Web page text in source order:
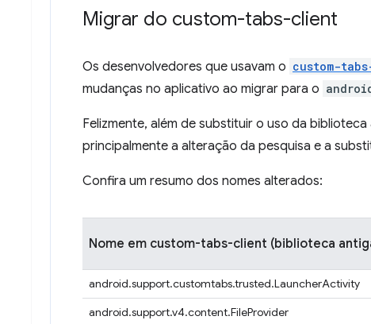
Migrar do custom-tabs-client
Os desenvolvedores que usavam o custom-
mudanças no aplicativo ao migrar para o
Felizmente, além de substituir o uso da
principalmente a alteração da pesquisa e a
Confira um resumo dos nomes alterados:
Nome em custom-tabs-client (biblioteca
android.support.customtabs.trusted.LauncherActivity
android.support.v4.content.FileProvider